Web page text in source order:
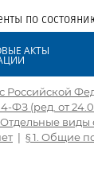
по
АКТЫ
Российской
ФЗ (ред. от
виды
| § 1. Общие